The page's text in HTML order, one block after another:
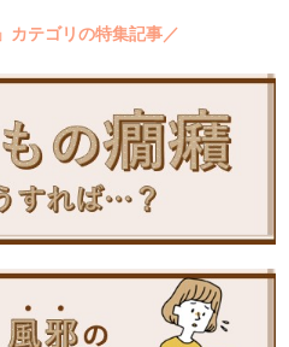
カテゴリの特集記事／